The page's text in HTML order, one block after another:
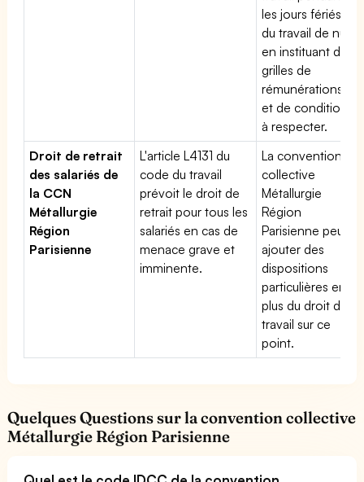
les jours fériés,
du travail de nuit
en instituant des
grilles de
rémunérations
et de conditions
à respecter.
Droit de retrait
des salariés de
la CCN
Métallurgie
Région
Parisienne
L'article L4131 du
code du travail
prévoit le droit de
retrait pour tous les
salariés en cas de
menace grave et
imminente.
La convention
collective
Métallurgie
Région
Parisienne peut
ajouter des
dispositions
particulières en
plus du droit du
travail sur ce
point.
Quelques Questions sur la convention collective
Métallurgie Région Parisienne